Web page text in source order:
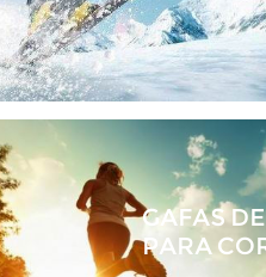
GAFAS
PARA